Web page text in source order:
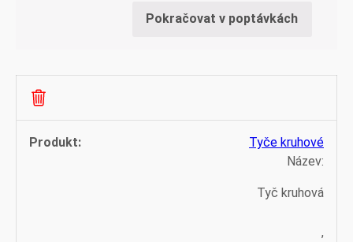
Pokračovat v poptávkách
Tyče kruhové
Název:
Tyč kruhová
,